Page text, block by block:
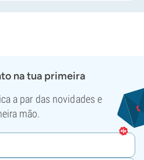
na tua primeira
a par das novidades e
mão.